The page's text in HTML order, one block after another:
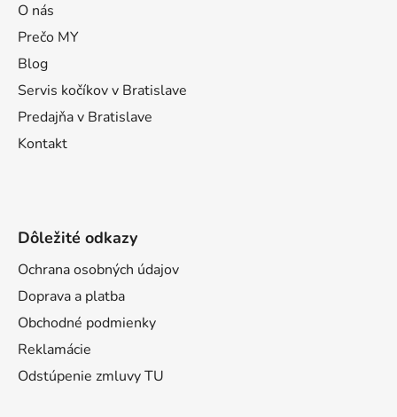
O nás
Prečo MY
Blog
Servis kočíkov v Bratislave
Predajňa v Bratislave
Kontakt
Dôležité odkazy
Ochrana osobných údajov
Doprava a platba
Obchodné podmienky
Reklamácie
Odstúpenie zmluvy TU